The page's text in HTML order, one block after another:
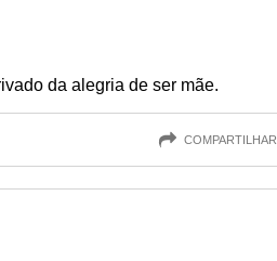
da alegria de ser mãe.
COMPARTILHAR